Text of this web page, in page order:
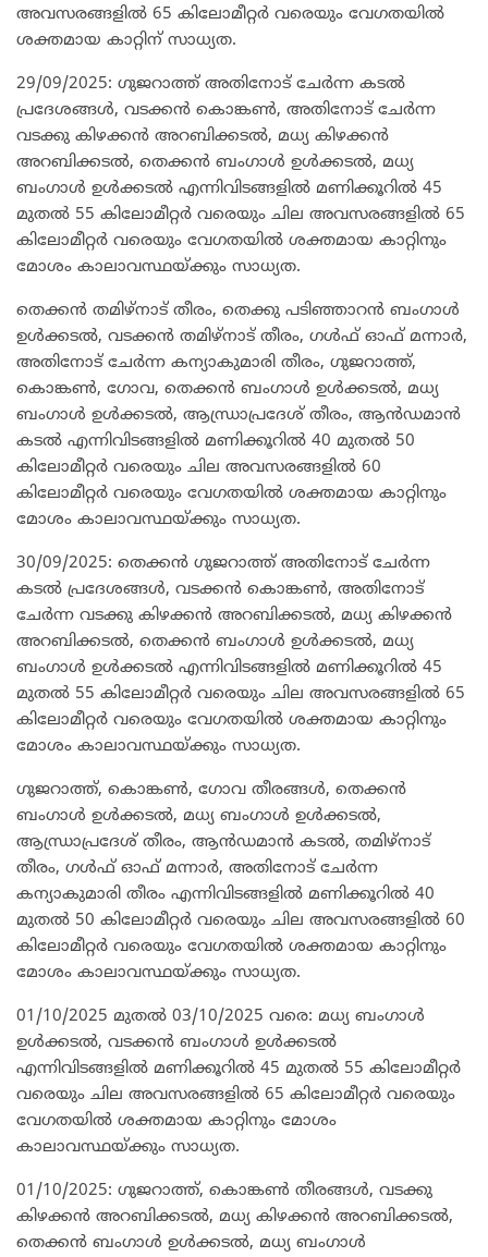
അവസരങ്ങളിൽ 65 കിലോമീറ്റർ വരെയും വേഗതയിൽ
ശക്തമായ കാറ്റിന് സാധ്യത.
29/09/2025: ഗുജറാത്ത് അതിനോട് ചേർന്ന കടൽ
പ്രദേശങ്ങൾ, വടക്കൻ കൊങ്കൺ, അതിനോട് ചേർന്ന
വടക്കു കിഴക്കൻ അറബിക്കടൽ, മധ്യ കിഴക്കൻ
അറബിക്കടൽ, തെക്കൻ ബംഗാൾ ഉൾക്കടൽ, മധ്യ
ബംഗാൾ ഉൾക്കടൽ എന്നിവിടങ്ങളിൽ മണിക്കൂറിൽ 45
മുതൽ 55 കിലോമീറ്റർ വരെയും ചില അവസരങ്ങളിൽ 65
കിലോമീറ്റർ വരെയും വേഗതയിൽ ശക്തമായ കാറ്റിനും
മോശം കാലാവസ്ഥയ്ക്കും സാധ്യത.
തെക്കൻ തമിഴ്‌നാട് തീരം, തെക്കു പടിഞ്ഞാറൻ ബംഗാൾ
ഉൾക്കടൽ, വടക്കൻ തമിഴ്‌നാട് തീരം, ഗൾഫ് ഓഫ് മന്നാർ,
അതിനോട് ചേർന്ന കന്യാകുമാരി തീരം, ഗുജറാത്ത്,
കൊങ്കൺ, ഗോവ, തെക്കൻ ബംഗാൾ ഉൾക്കടൽ, മധ്യ
ബംഗാൾ ഉൾക്കടൽ, ആന്ധ്രാപ്രദേശ് തീരം, ആൻഡമാൻ
കടൽ എന്നിവിടങ്ങളിൽ മണിക്കൂറിൽ 40 മുതൽ 50
കിലോമീറ്റർ വരെയും ചില അവസരങ്ങളിൽ 60
കിലോമീറ്റർ വരെയും വേഗതയിൽ ശക്തമായ കാറ്റിനും
മോശം കാലാവസ്ഥയ്ക്കും സാധ്യത.
30/09/2025: തെക്കൻ ഗുജറാത്ത് അതിനോട് ചേർന്ന
കടൽ പ്രദേശങ്ങൾ, വടക്കൻ കൊങ്കൺ, അതിനോട്
ചേർന്ന വടക്കു കിഴക്കൻ അറബിക്കടൽ, മധ്യ കിഴക്കൻ
അറബിക്കടൽ, തെക്കൻ ബംഗാൾ ഉൾക്കടൽ, മധ്യ
ബംഗാൾ ഉൾക്കടൽ എന്നിവിടങ്ങളിൽ മണിക്കൂറിൽ 45
മുതൽ 55 കിലോമീറ്റർ വരെയും ചില അവസരങ്ങളിൽ 65
കിലോമീറ്റർ വരെയും വേഗതയിൽ ശക്തമായ കാറ്റിനും
മോശം കാലാവസ്ഥയ്ക്കും സാധ്യത.
ഗുജറാത്ത്, കൊങ്കൺ, ഗോവ തീരങ്ങൾ, തെക്കൻ
ബംഗാൾ ഉൾക്കടൽ, മധ്യ ബംഗാൾ ഉൾക്കടൽ,
ആന്ധ്രാപ്രദേശ് തീരം, ആൻഡമാൻ കടൽ, തമിഴ്‌നാട്
തീരം, ഗൾഫ് ഓഫ് മന്നാർ, അതിനോട് ചേർന്ന
കന്യാകുമാരി തീരം എന്നിവിടങ്ങളിൽ മണിക്കൂറിൽ 40
മുതൽ 50 കിലോമീറ്റർ വരെയും ചില അവസരങ്ങളിൽ 60
കിലോമീറ്റർ വരെയും വേഗതയിൽ ശക്തമായ കാറ്റിനും
മോശം കാലാവസ്ഥയ്ക്കും സാധ്യത.
01/10/2025 മുതൽ 03/10/2025 വരെ: മധ്യ ബംഗാൾ
ഉൾക്കടൽ, വടക്കൻ ബംഗാൾ ഉൾക്കടൽ
എന്നിവിടങ്ങളിൽ മണിക്കൂറിൽ 45 മുതൽ 55 കിലോമീറ്റർ
വരെയും ചില അവസരങ്ങളിൽ 65 കിലോമീറ്റർ വരെയും
വേഗതയിൽ ശക്തമായ കാറ്റിനും മോശം
കാലാവസ്ഥയ്ക്കും സാധ്യത.
01/10/2025: ഗുജറാത്ത്, കൊങ്കൺ തീരങ്ങൾ, വടക്കു
കിഴക്കൻ അറബിക്കടൽ, മധ്യ കിഴക്കൻ അറബിക്കടൽ,
തെക്കൻ ബംഗാൾ ഉൾക്കടൽ, മധ്യ ബംഗാൾ